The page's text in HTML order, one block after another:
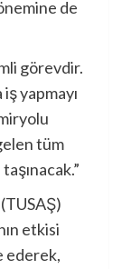
de
görevdir.
yapmayı
tüm
etkisi
ederek,